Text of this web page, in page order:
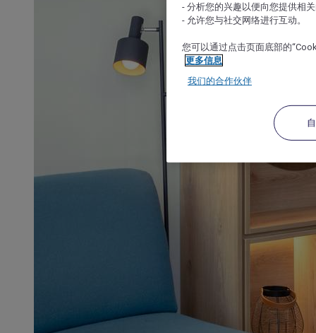
- 分析您的兴趣以便向您提供相
- 允许您与社交网络进行互动。
您可以通过点击页面底部的
更多信息
我们的合作伙伴